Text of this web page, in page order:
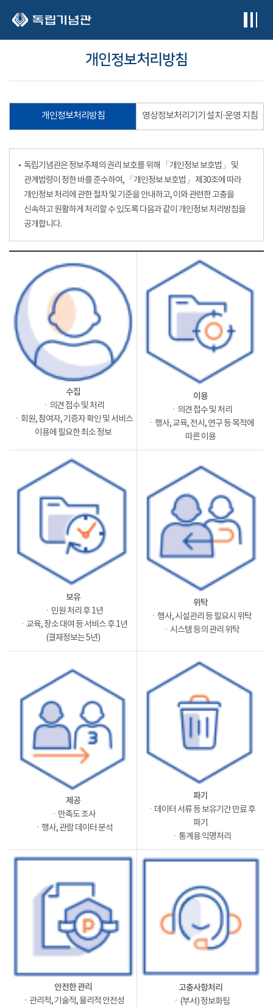
개인정보처리방침
개인정보처리방침 영상정보처리기기 설치·운영 지침
독립기념관은 정보주체의 권리 보호를 위해 「개인정보 보호법」 및
관계법령이 정한 바를 준수하여, 「개인정보 보호법」 제30조에 따라
개인정보 처리에 관한 절차 및 기준을 안내하고, 이와 관련한 고충을
신속하고 원활하게 처리할 수 있도록 다음과 같이 개인정보 처리방침을
공개합니다.
수집
ㆍ의견 접수 및 처리
ㆍ회원, 참여자, 기증자 확인 및 서비스
이용에 필요한 최소 정보
이용
ㆍ의견 접수 및 처리
ㆍ행사, 교육, 전시, 연구 등 목적에
따른 이용
보유
ㆍ민원 처리 후 1년
ㆍ교육, 장소 대여 등 서비스 후 1년
(결재정보는 5년)
위탁
ㆍ행사, 시설관리 등 필요시 위탁
ㆍ시스템 등의 관리 위탁
제공
ㆍ만족도 조사
ㆍ행사, 관람 데이터 분석
파기
ㆍ데이터 서류 등 보유기간 만료 후
파기
ㆍ통계용 익명처리
안전한 관리
ㆍ관리적, 기술적, 물리적 안전성
고충사항처리
ㆍ(부서) 정보화팀